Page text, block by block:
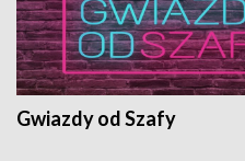
Gwiazdy od Szafy